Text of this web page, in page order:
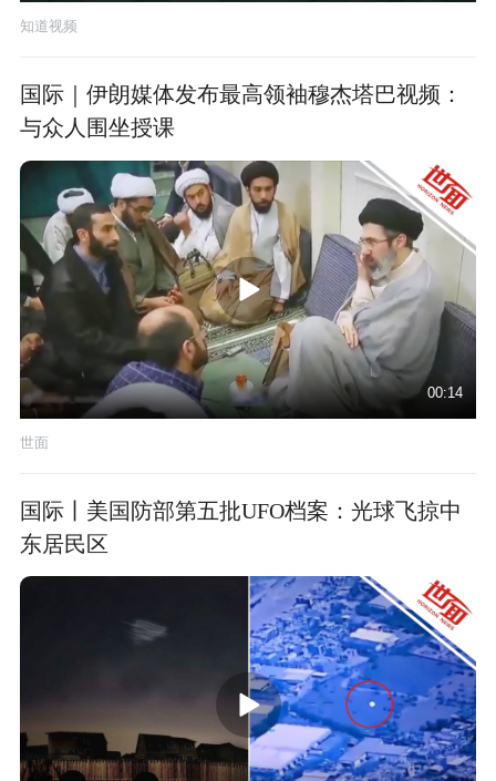
知道视频
国际｜伊朗媒体发布最高领袖穆杰塔巴视频：
与众人围坐授课
00:14
世面
国际丨美国防部第五批UFO档案：光球飞掠中
东居民区